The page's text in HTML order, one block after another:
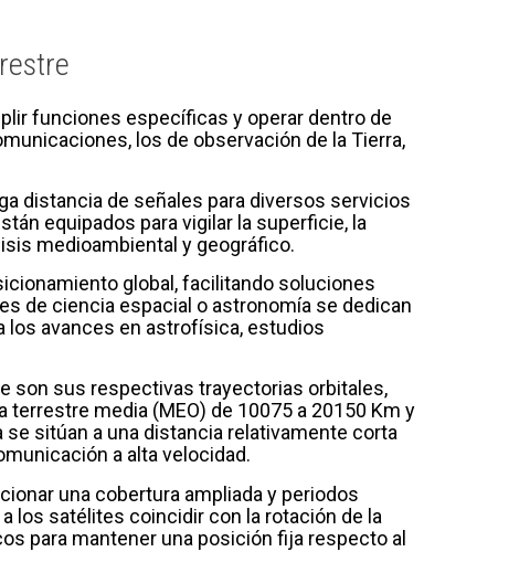
funciones específicas y operar dentro de
los de observación de la Tierra,
distancia de señales para diversos servicios
equipados para vigilar la superficie, la
medioambiental y geográfico.
global, facilitando soluciones
de ciencia espacial o astronomía se dedican
los avances en astrofísica, estudios
son sus respectivas trayectorias orbitales,
media (MEO) de 10075 a 20150 Km y
se sitúan a una distancia relativamente corta
a alta velocidad.
una cobertura ampliada y periodos
los satélites coincidir con la rotación de la
para mantener una posición fija respecto al